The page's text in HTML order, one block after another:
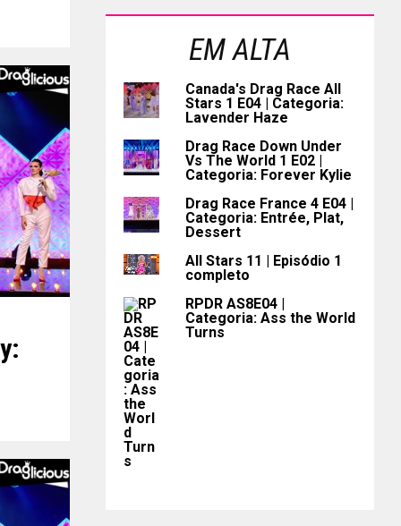
EM ALTA
Canada's Drag Race All
Stars 1 E04 | Categoria:
Lavender Haze
Drag Race Down Under
Vs The World 1 E02 |
Categoria: Forever Kylie
Drag Race France 4 E04 |
Categoria: Entrée, Plat,
Dessert
All Stars 11 | Episódio 1
completo
RPDR AS8E04 |
Categoria: Ass the World
Turns